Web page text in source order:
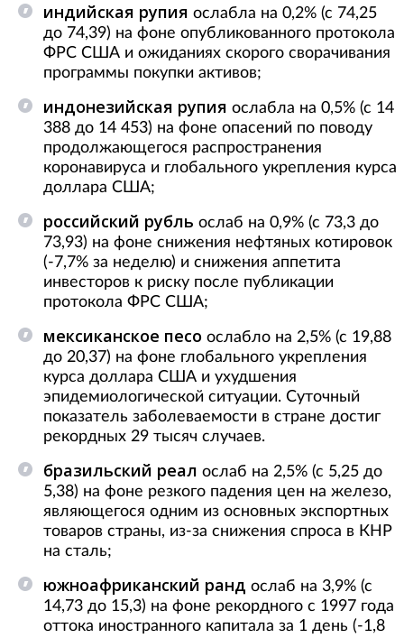
индийская рупия ослабла на 0,2% (с 74,25
до 74,39) на фоне опубликованного протокола
ФРС США и ожиданиях скорого сворачивания
программы покупки активов;
индонезийская рупия ослабла на 0,5% (с 14
388 до 14 453) на фоне опасений по поводу
продолжающегося распространения
коронавируса и глобального укрепления курса
доллара США;
российский рубль ослаб на 0,9% (с 73,3 до
73,93) на фоне снижения нефтяных котировок
(-7,7% за неделю) и снижения аппетита
инвесторов к риску после публикации
протокола ФРС США;
мексиканское песо ослабло на 2,5% (с 19,88
до 20,37) на фоне глобального укрепления
курса доллара США и ухудшения
эпидемиологической ситуации. Суточный
показатель заболеваемости в стране достиг
рекордных 29 тысяч cлучаев.
бразильский реал ослаб на 2,5% (с 5,25 до
5,38) на фоне резкого падения цен на железо,
являющегося одним из основных экспортных
товаров страны, из-за снижения спроса в КНР
на сталь;
южноафриканский ранд ослаб на 3,9% (с
14,73 до 15,3) на фоне рекордного с 1997 года
оттока иностранного капитала за 1 день (-1,8